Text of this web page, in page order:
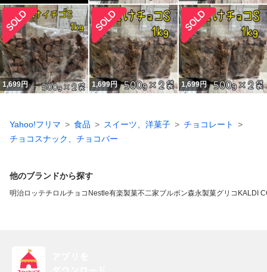
1,699円 1,699円 1,699円
Yahoo!フリマ 食品 スイーツ、洋菓子
チョコレート
チョコスナック、チョコバー
他のブランドから探す
明治ロッテチロルチョコ Nestle有楽製菓不二家ブルボン森永製菓グリコ KALDI